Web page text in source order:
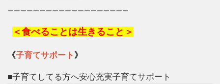
ーーーーーーーーーーーーーーーーーーー
＜食べることは生きること＞
《子育てサポート 》
■子育てしてる方へ安心充実子育てサポート